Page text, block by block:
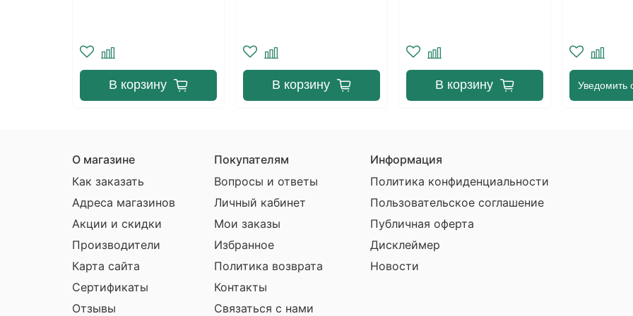
В корзину В корзину В корзину Уведомить
О магазине
Как заказать
Адреса магазинов
Акции и скидки
Производители
Карта сайта
Сертификаты
Отзывы
Покупателям
Вопросы и ответы
Личный кабинет
Мои заказы
Избранное
Политика возврата
Контакты
Связаться с нами
Информация
Политика конфиденциальности
Пользовательское соглашение
Публичная оферта
Дисклеймер
Новости